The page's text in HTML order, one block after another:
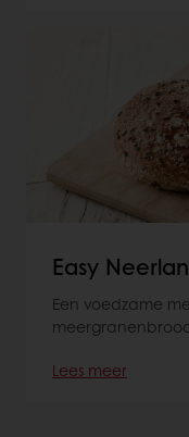
Easy
Een voedzame
Lees meer